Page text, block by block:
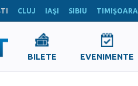
CLUJ IAŞI SIBIU TIMIŞOARA
BILETE EVENIMENTE